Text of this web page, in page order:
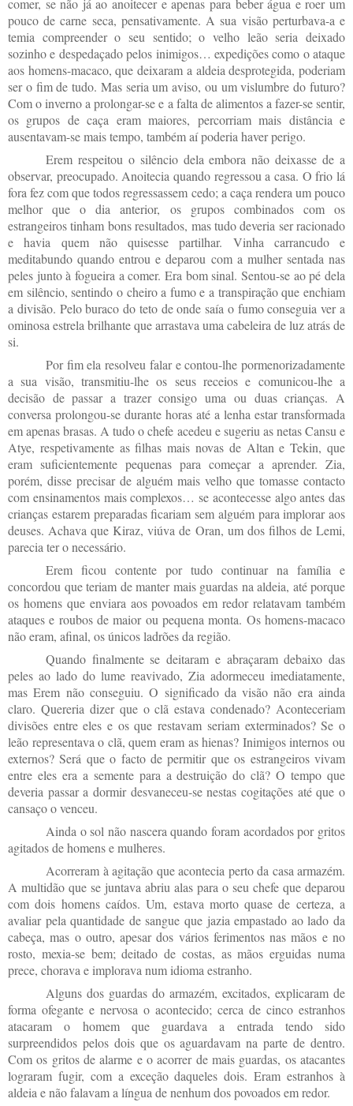
comer, se não já ao anoitecer e apenas para beber água e roer um
pouco de carne seca, pensativamente. A sua visão perturbava-a e
temia compreender o seu sentido; o velho leão seria deixado
sozinho e despedaçado pelos inimigos… expedições como o ataque
aos homens-macaco, que deixaram a aldeia desprotegida, poderiam
ser o fim de tudo. Mas seria um aviso, ou um vislumbre do futuro?
Com o inverno a prolongar-se e a falta de alimentos a fazer-se sentir,
os grupos de caça eram maiores, percorriam mais distância e
ausentavam-se mais tempo, também aí poderia haver perigo.
Erem respeitou o silêncio dela embora não deixasse de a
observar, preocupado. Anoitecia quando regressou a casa. O frio lá
fora fez com que todos regressassem cedo; a caça rendera um pouco
melhor que o dia anterior, os grupos combinados com os
estrangeiros tinham bons resultados, mas tudo deveria ser racionado
e havia quem não quisesse partilhar. Vinha carrancudo e
meditabundo quando entrou e deparou com a mulher sentada nas
peles junto à fogueira a comer. Era bom sinal. Sentou-se ao pé dela
em silêncio, sentindo o cheiro a fumo e a transpiração que enchiam
a divisão. Pelo buraco do teto de onde saía o fumo conseguia ver a
ominosa estrela brilhante que arrastava uma cabeleira de luz atrás de
si.
Por fim ela resolveu falar e contou-lhe pormenorizadamente
a sua visão, transmitiu-lhe os seus receios e comunicou-lhe a
decisão de passar a trazer consigo uma ou duas crianças. A
conversa prolongou-se durante horas até a lenha estar transformada
em apenas brasas. A tudo o chefe acedeu e sugeriu as netas Cansu e
Atye, respetivamente as filhas mais novas de Altan e Tekin, que
eram suficientemente pequenas para começar a aprender. Zia,
porém, disse precisar de alguém mais velho que tomasse contacto
com ensinamentos mais complexos… se acontecesse algo antes das
crianças estarem preparadas ficariam sem alguém para implorar aos
deuses. Achava que Kiraz, viúva de Oran, um dos filhos de Lemi,
parecia ter o necessário.
Erem ficou contente por tudo continuar na família e
concordou que teriam de manter mais guardas na aldeia, até porque
os homens que enviara aos povoados em redor relatavam também
ataques e roubos de maior ou pequena monta. Os homens-macaco
não eram, afinal, os únicos ladrões da região.
Quando finalmente se deitaram e abraçaram debaixo das
peles ao lado do lume reavivado, Zia adormeceu imediatamente,
mas Erem não conseguiu. O significado da visão não era ainda
claro. Quereria dizer que o clã estava condenado? Aconteceriam
divisões entre eles e os que restavam seriam exterminados? Se o
leão representava o clã, quem eram as hienas? Inimigos internos ou
externos? Será que o facto de permitir que os estrangeiros vivam
entre eles era a semente para a destruição do clã? O tempo que
deveria passar a dormir desvaneceu-se nestas cogitações até que o
cansaço o venceu.
Ainda o sol não nascera quando foram acordados por gritos
agitados de homens e mulheres.
Acorreram à agitação que acontecia perto da casa armazém.
A multidão que se juntava abriu alas para o seu chefe que deparou
com dois homens caídos. Um, estava morto quase de certeza, a
avaliar pela quantidade de sangue que jazia empastado ao lado da
cabeça, mas o outro, apesar dos vários ferimentos nas mãos e no
rosto, mexia-se bem; deitado de costas, as mãos erguidas numa
prece, chorava e implorava num idioma estranho.
Alguns dos guardas do armazém, excitados, explicaram de
forma ofegante e nervosa o acontecido; cerca de cinco estranhos
atacaram o homem que guardava a entrada tendo sido
surpreendidos pelos dois que os aguardavam na parte de dentro.
Com os gritos de alarme e o acorrer de mais guardas, os atacantes
lograram fugir, com a exceção daqueles dois. Eram estranhos à
aldeia e não falavam a língua de nenhum dos povoados em redor.